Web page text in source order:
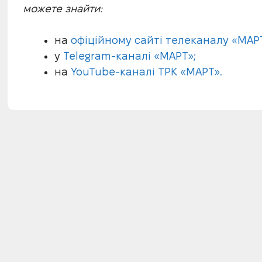
можете знайти:
на офіційному сайті телеканалу
у Telegram-каналі «МАРТ»;
на YouTube-каналі ТРК «МАРТ».